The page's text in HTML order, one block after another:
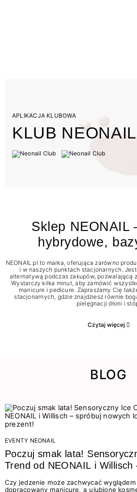
APLIKACJA KLUBOWA
KLUB NEONAIL
Sklep NEONAIL
hybrydowe,
NEONAIL.pl to marka, oferująca zarówno
i w naszych punktach stacjonarnych.
alternatywą podczas zakupów, pozwalającą
Wystarczy kilka minut, aby zamówić
manicure i pedicure. Zapraszamy Cię
stacjonarnych, gdzie znajdziesz równie
pielęgnacji dłoni i
Czytaj więcej
BLOG
EVENTY NEONAIL
Poczuj smak lata!
Trend od NEONAIL i Willisch
nowych lodów i odbierz
Czy jedzenie może zachwycać
dopracowany manicure, a ulubione